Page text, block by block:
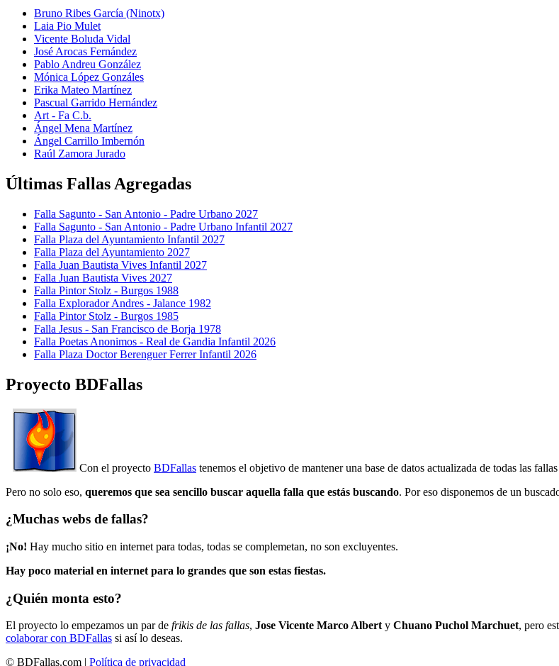
Bruno Ribes García (Ninotx)
Laia Pio Mulet
Vicente Boluda Vidal
José Arocas Fernández
Pablo Andreu González
Mónica López Gonzáles
Erika Mateo Martínez
Pascual Garrido Hernández
Art - Fa C.b.
Ángel Mena Martínez
Ángel Carrillo Imbernón
Raúl Zamora Jurado
Últimas Fallas Agregadas
Falla Sagunto - San Antonio - Padre Urbano 2027
Falla Sagunto - San Antonio - Padre Urbano Infantil 2027
Falla Plaza del Ayuntamiento Infantil 2027
Falla Plaza del Ayuntamiento 2027
Falla Juan Bautista Vives Infantil 2027
Falla Juan Bautista Vives 2027
Falla Pintor Stolz - Burgos 1988
Falla Explorador Andres - Jalance 1982
Falla Pintor Stolz - Burgos 1985
Falla Jesus - San Francisco de Borja 1978
Falla Poetas Anonimos - Real de Gandia Infantil 2026
Falla Plaza Doctor Berenguer Ferrer Infantil 2026
Proyecto BDFallas
Con el proyecto BDFallas tenemos el objetivo de mantener una base de datos actualizada de todas las
Pero no solo eso, queremos que sea sencillo buscar aquella falla que estás buscando. Por eso disponemos de un
¿Muchas webs de fallas?
¡No! Hay mucho sitio en internet para todas, todas se complemetan, no son excluyentes.
Hay poco material en internet para lo grandes que son estas fiestas.
¿Quién monta esto?
El proyecto lo empezamos un par de frikis de las fallas, Jose Vicente Marco Albert y Chuano Puchol Marchuet, pero
colaborar con BDFallas si así lo deseas.
© BDFallas.com | Política de privacidad